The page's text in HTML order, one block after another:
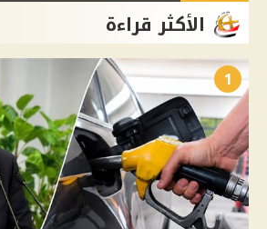
الأكثر قراءة
1